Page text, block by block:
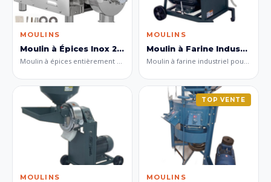
MOULINS
Moulin à Épices Inox 2.2Kw
Moulin à épices entièrement en acier inoxydable d'une puissance de 2.2 kW. Conçu pour le broyage fin et sans poussière des épices, herbes aromatiques et grains. Construction hygiénique pour usage alimentaire professionnel.
MOULINS
Moulin à Farine Industriel
Moulin à farine industriel pour la mouture de blé tendre, blé dur, orge et autres céréales. Produit de la farine fine et de la semoule en continu, adapté aux minoteries et boulangeries professionnelles.
MOULINS
TOP VENTE
MOULINS